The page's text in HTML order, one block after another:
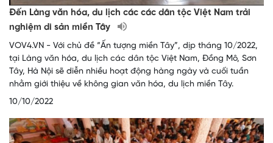
Đến Làng văn hóa, du lịch các các dân tộc Việt Nam trải
nghiệm di sản miền Tây
VOV4.VN - Với chủ đề “Ấn tượng miền Tây”, dịp tháng 10/2022,
tại Làng văn hóa, du lịch các dân tộc Việt Nam, Đồng Mô, Sơn
Tây, Hà Nội sẽ diễn nhiều hoạt động hàng ngày và cuối tuần
nhằm giới thiệu về không gian văn hóa, du lịch miền Tây.
10/10/2022